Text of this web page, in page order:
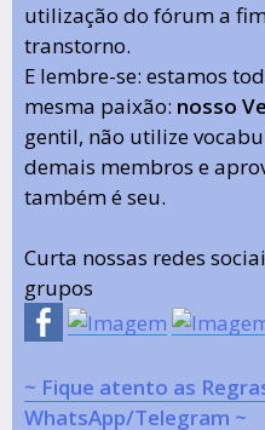
utilização do fórum a
transtorno.
E lembre-se: estamos
mesma paixão: nosso
gentil, não utilize
demais membros e
também é seu.
Curta nossas redes
grupos
~ Fique atento as
WhatsApp/Telegram ~